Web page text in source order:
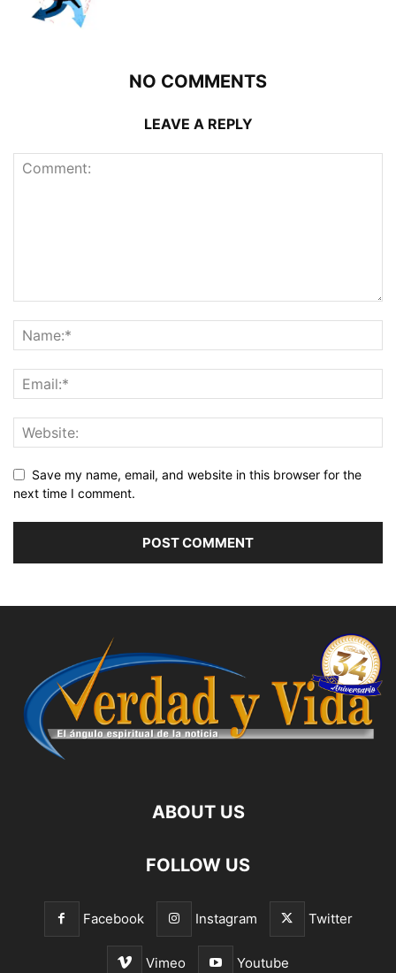
NO COMMENTS
LEAVE A REPLY
Save my name, email, and website in this browser for the
next time I comment.
ABOUT US
FOLLOW US
Facebook Instagram Twitter
Vimeo Youtube